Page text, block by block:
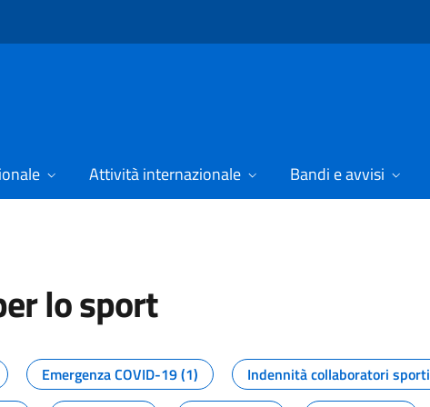
Attività internazionale Bandi e avvisi
lo sport
dal Dipartimento per lo sport
Emergenza COVID-19 (1) Indennità collaboratori